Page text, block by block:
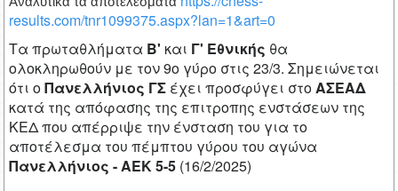
results.com/tnr1099375.aspx?lan=1&art=0
Τα πρωταθλήματα Β' και Γ' Εθνικής θα
ολοκληρωθούν με τον 9ο γύρο στις 23/3. Σημειώνεται
ότι οΠανελλήνιος ΓΣ έχει προσφύγει στοΑΣΕΑΔ
κατά της απόφασης της επιτροπης ενστάσεων της
ΚΕΔ που απέρριψε την ένσταση του για το
αποτέλεσμα του πέμπτου γύρου του αγώνα
Πανελλήνιος - ΑΕΚ 5-5 (16/2/2025)